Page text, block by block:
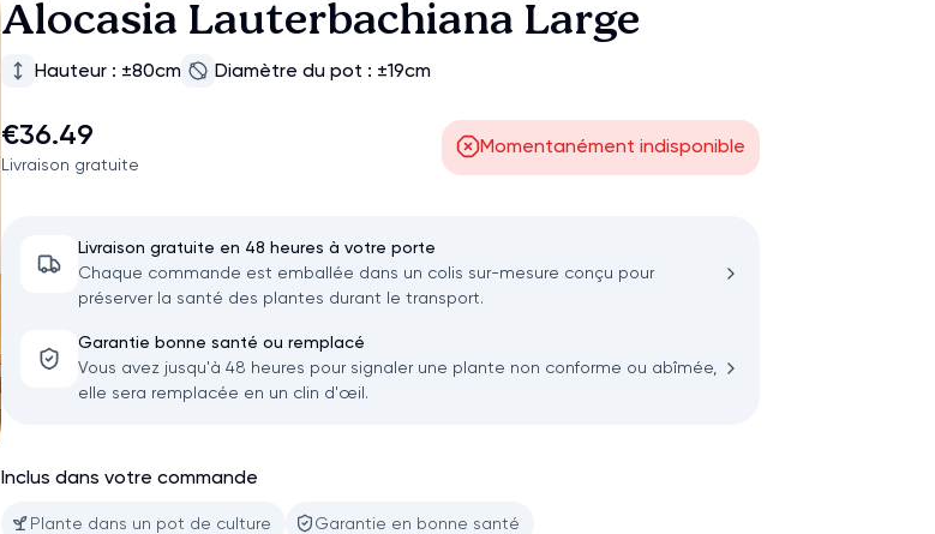
Alocasia Lauterbachiana Large
Hauteur : ±80cm Diamètre du pot : ±19cm
€36.49
Livraison gratuite
Momentanément indisponible
Livraison gratuite en 48 heures à votre porte
Chaque commande est emballée dans un colis sur-mesure conçu pour
préserver la santé des plantes durant le transport.
Garantie bonne santé ou remplacé
Vous avez jusqu'à 48 heures pour signaler une plante non conforme ou abîmée,
elle sera remplacée en un clin d'œil.
Inclus dans votre commande
Plante dans un pot de culture Garantie en bonne santé